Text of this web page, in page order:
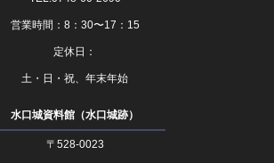
営業時間：8：30〜17：15
定休日：
土・日・祝、年末年始
水口城資料館（水口城跡）
〒528-0023